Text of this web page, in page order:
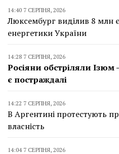
14:40 7 СЕРПНЯ, 2026
Люксембург виділив 8 млн
енергетики України
14:28 7 СЕРПНЯ, 2026
Росіяни обстріляли
є постраждалі
14:22 7 СЕРПНЯ, 2026
В Аргентині протестують
власність
14:04 7 СЕРПНЯ, 2026